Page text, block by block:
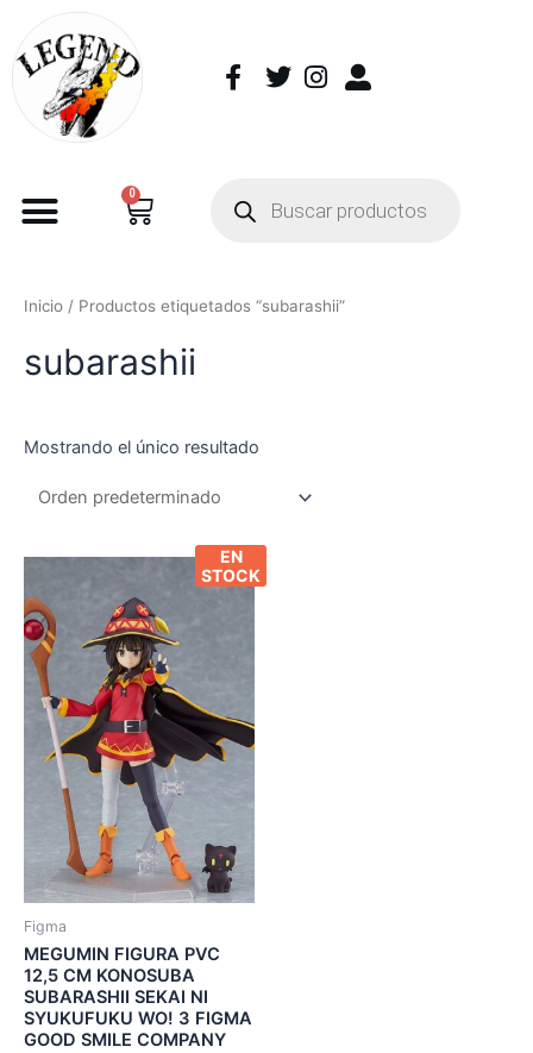
0
Inicio / Productos etiquetados “subarashii”
subarashii
Mostrando el único resultado
EN
STOCK
Figma
MEGUMIN FIGURA PVC
12,5 CM KONOSUBA
SUBARASHII SEKAI NI
SYUKUFUKU WO! 3 FIGMA
GOOD SMILE COMPANY